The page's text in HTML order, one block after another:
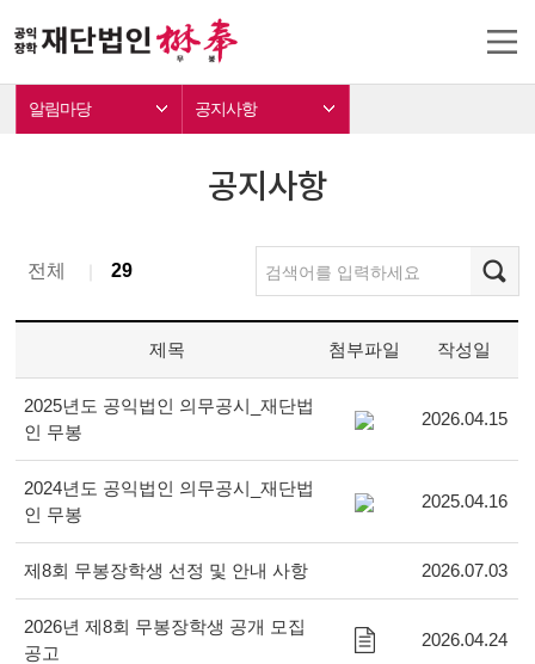
알림마당 공지사항
공지사항
전체 29
제목 첨부파일 작성일
2025년도 공익법인 의무공시_재단법
인 무봉
2026.04.15
2024년도 공익법인 의무공시_재단법
인 무봉
2025.04.16
제8회 무봉장학생 선정 및 안내 사항 2026.07.03
2026년 제8회 무봉장학생 공개 모집
공고
2026.04.24